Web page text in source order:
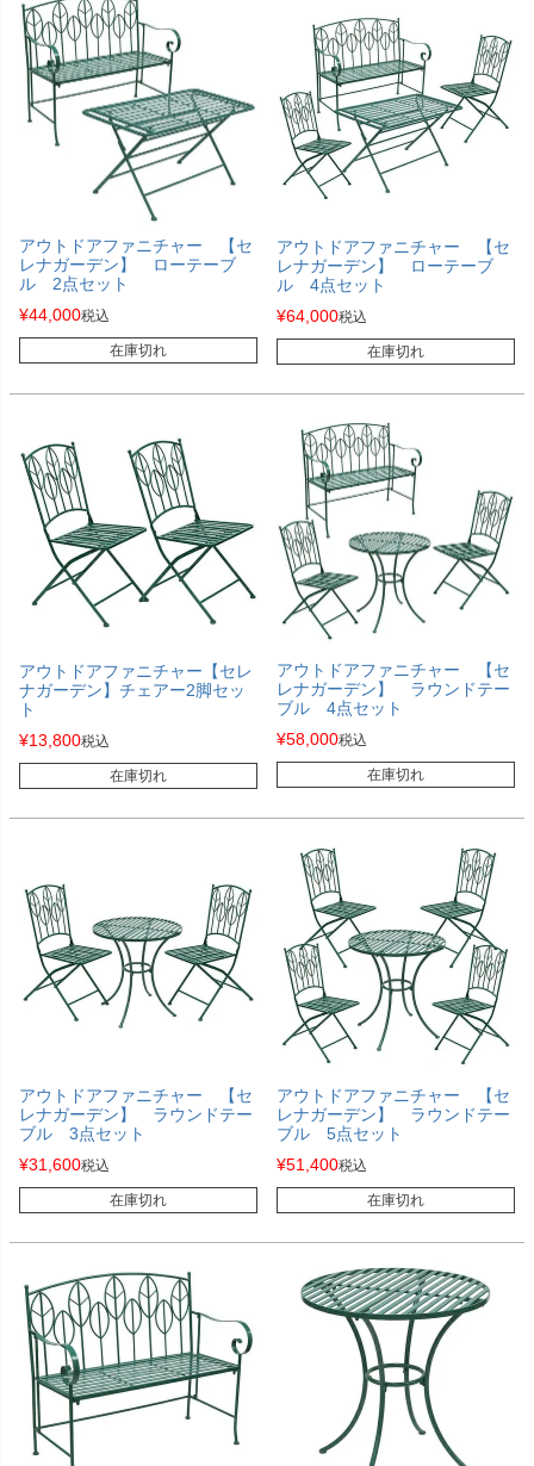
アウトドアファニチャー 【セ
レナガーデン】 ローテーブ
ル 2点セット
¥44,000税込
在庫切れ
アウトドアファニチャー 【セ
レナガーデン】 ローテーブ
ル 4点セット
¥64,000税込
在庫切れ
アウトドアファニチャー【セレ
ナガーデン】チェアー2脚セッ
ト
¥13,800税込
在庫切れ
アウトドアファニチャー 【セ
レナガーデン】 ラウンドテー
ブル 4点セット
¥58,000税込
在庫切れ
アウトドアファニチャー 【セ
レナガーデン】 ラウンドテー
ブル 3点セット
¥31,600税込
在庫切れ
アウトドアファニチャー 【セ
レナガーデン】 ラウンドテー
ブル 5点セット
¥51,400税込
在庫切れ